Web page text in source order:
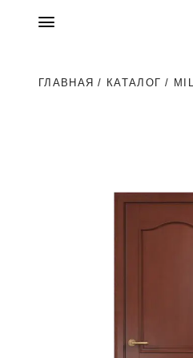
ГЛАВНАЯ / КАТАЛОГ /